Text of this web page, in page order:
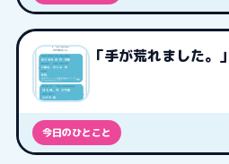
「手が荒れました。
今日のひとこと